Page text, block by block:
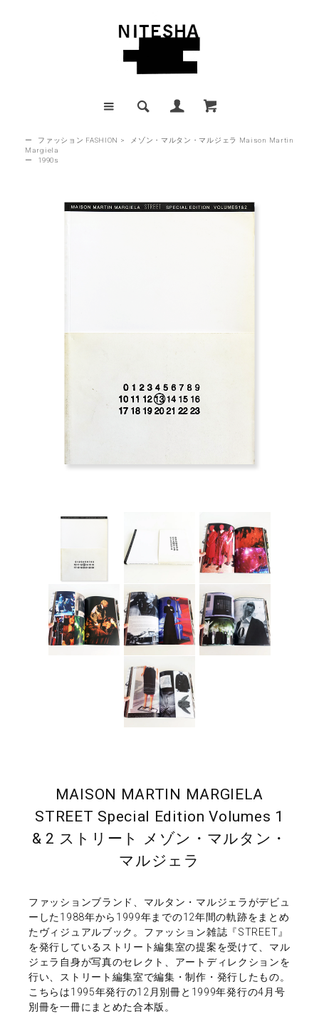
ー ファッション FASHION >
メゾン・マルタン・マルジェラ Maison Martin
Margiela
ー
1990s
MAISON MARTIN MARGIELA
STREET Special Edition Volumes 1
& 2 ストリート メゾン・マルタン・
マルジェラ
ファッションブランド、マルタン・マルジェラがデビュ
ーした1988年から1999年までの12年間の軌跡をまとめ
たヴィジュアルブック。ファッション雑誌『STREET』
を発行しているストリート編集室の提案を受けて、マル
ジェラ自身が写真のセレクト、アートディレクションを
行い、ストリート編集室で編集・制作・発行したもの。
こちらは1995年発行の12月別冊と1999年発行の4月号
別冊を一冊にまとめた合本版。